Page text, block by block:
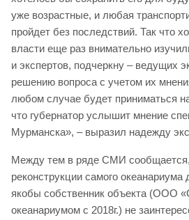
уже возрастные, и любая
пройдет без последствий. Так что
власти еще раз внимательно
и экспертов, подчеркну – ведущих
решению вопроса с учетом их
любом случае будет приниматься
что губернатор услышит мнение
Мурманска», – выразил надежду
Между тем в ряде СМИ сообщается,
реконструкции самого
якобы собственник объекта (ООО
океанариумом с 2018г.) не